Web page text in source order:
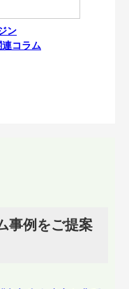
ン
コラム
事例をご提案